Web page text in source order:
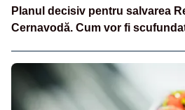
Planul decisiv pentru salvarea
Cernavodă. Cum vor fi